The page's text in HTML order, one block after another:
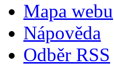
Mapa webu
Nápověda
Odběr RSS